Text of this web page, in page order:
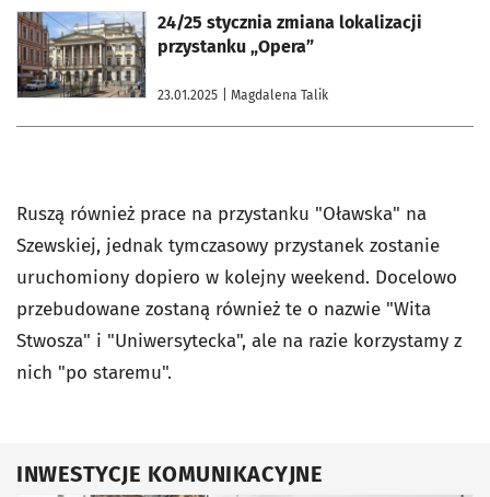
24/25 stycznia zmiana lokalizacji
przystanku „Opera”
23.01.2025 | Magdalena Talik
otworzy się w nowej karcie
Ruszą również prace na przystanku "Oławska" na
Szewskiej, jednak tymczasowy przystanek zostanie
uruchomiony dopiero w kolejny weekend. Docelowo
przebudowane zostaną również te o nazwie "Wita
Stwosza" i "Uniwersytecka", ale na razie korzystamy z
nich "po staremu".
INWESTYCJE KOMUNIKACYJNE